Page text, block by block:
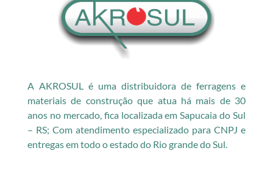
A AKROSUL é uma distribuidora de ferragens e
materiais de construção que atua há mais de 30
anos no mercado, fica localizada em Sapucaia do Sul
– RS; Com atendimento especializado para CNPJ e
entregas em todo o estado do Rio grande do Sul.